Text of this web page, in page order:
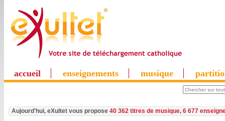
accueil enseignements musique
Aujourd'hui, eXultet vous propose 40 362 titres de musique, 6 677